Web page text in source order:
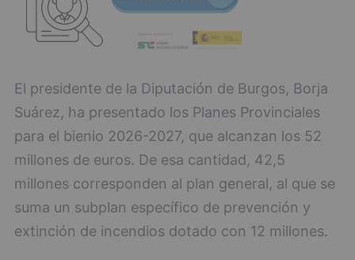
El presidente de la Diputación de Burgos, Borja
Suárez, ha presentado los Planes Provinciales
para el bienio 2026-2027, que alcanzan los 52
millones de euros. De esa cantidad, 42,5
millones corresponden al plan general, al que se
suma un subplan específico de prevención y
extinción de incendios dotado con 12 millones.